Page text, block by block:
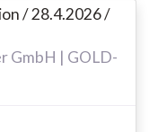
/ 28.4.2026 /
GmbH | GOLD-